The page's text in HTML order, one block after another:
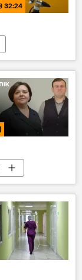
32:24